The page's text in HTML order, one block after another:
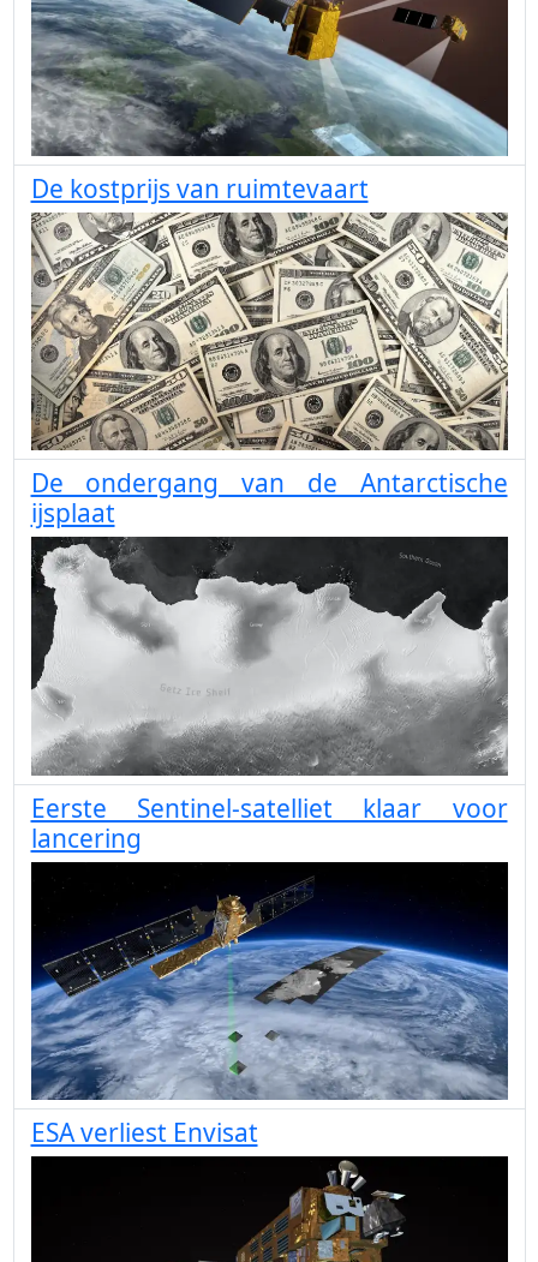
De kostprijs van ruimtevaart
De ondergang van de Antarctische
ijsplaat
Eerste Sentinel-satelliet klaar voor
lancering
ESA verliest Envisat